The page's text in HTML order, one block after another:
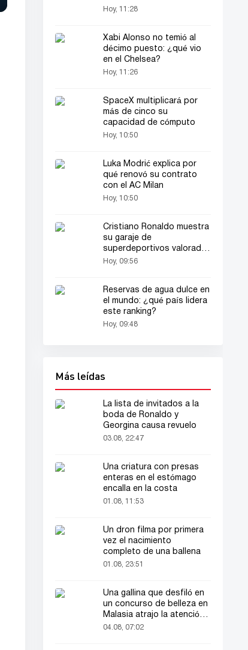
Departamento de Justicia
Hoy, 11:28
Xabi Alonso no temió al
décimo puesto: ¿qué vio
en el Chelsea?
Hoy, 11:26
SpaceX multiplicará por
más de cinco su
capacidad de cómputo
Hoy, 10:50
Luka Modrić explica por
qué renovó su contrato
con el AC Milan
Hoy, 10:50
Cristiano Ronaldo muestra
su garaje de
superdeportivos valorado
en millones
Hoy, 09:56
Reservas de agua dulce en
el mundo: ¿qué país lidera
este ranking?
Hoy, 09:48
Más leídas
La lista de invitados a la
boda de Ronaldo y
Georgina causa revuelo
03.08, 22:47
Una criatura con presas
enteras en el estómago
encalla en la costa
01.08, 11:53
Un dron filma por primera
vez el nacimiento
completo de una ballena
01.08, 23:51
Una gallina que desfiló en
un concurso de belleza en
Malasia atrajo la atención
del público
04.08, 07:02